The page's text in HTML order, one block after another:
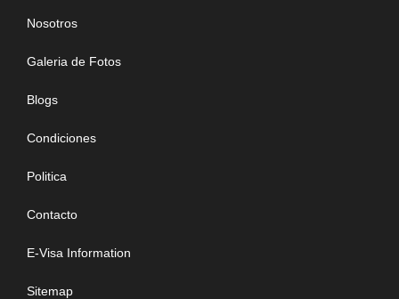
Nosotros
Galeria de Fotos
Blogs
Condiciones
Politica
Contacto
E-Visa Information
Sitemap